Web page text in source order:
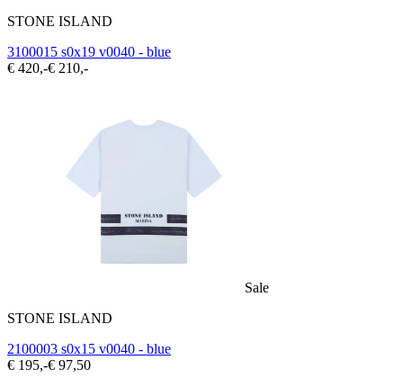
STONE ISLAND
3100015 s0x19 v0040 - blue
€ 420,-€ 210,-
Sale
STONE ISLAND
2100003 s0x15 v0040 - blue
€ 195,-€ 97,50